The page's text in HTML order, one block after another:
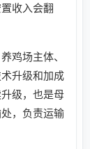
收入会翻
鸡场主体、
升级和加成
级，也是母
，负责运输